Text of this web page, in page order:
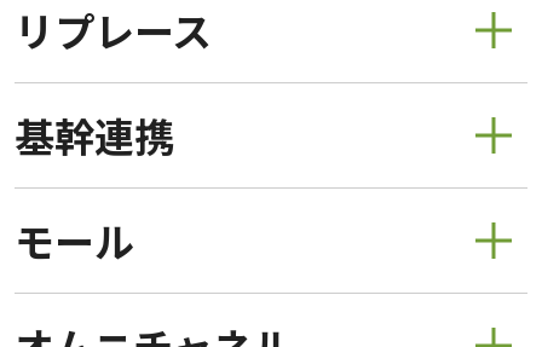
リプレース
基幹連携
モール